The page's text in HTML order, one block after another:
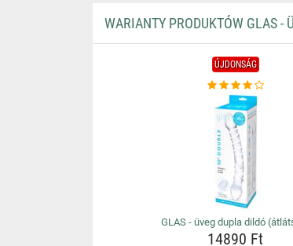
WARIANTY PRODUKTÓW GLAS -
ÚJDONSÁG
GLAS - üveg dupla dildó
14890 Ft